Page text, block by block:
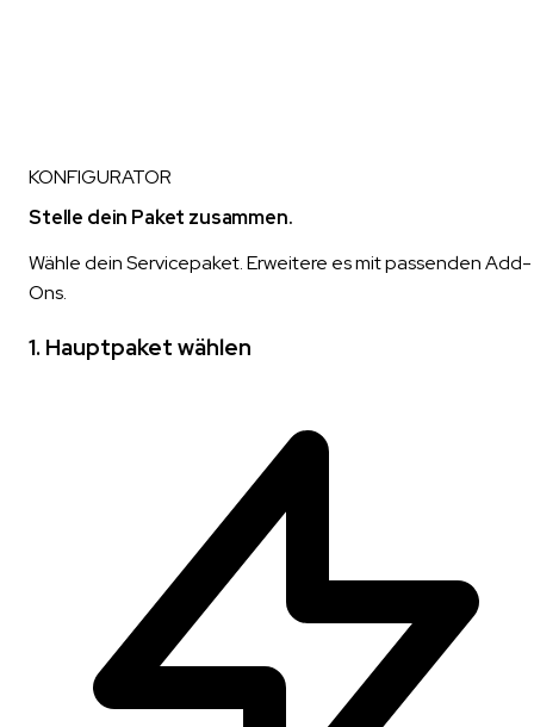
KONFIGURATOR
Stelle dein Paket zusammen.
Wähle dein Servicepaket. Erweitere es mit passenden Add-
Ons.
1. Hauptpaket wählen